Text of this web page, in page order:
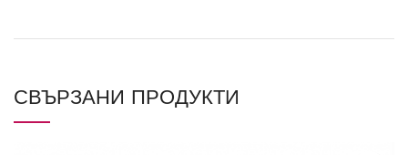
СВЪРЗАНИ ПРОДУКТИ